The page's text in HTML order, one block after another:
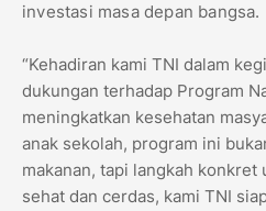
investasi masa depan bangsa.
“Kehadiran kami TNI dalam
dukungan terhadap Program
meningkatkan kesehatan
anak sekolah, program ini
makanan, tapi langkah
sehat dan cerdas, kami TNI